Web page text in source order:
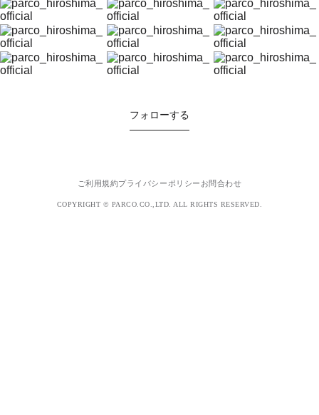
フォローする
ご利用規約プライバシーポリシー お問合わせ
COPYRIGHT © PARCO.CO.,LTD. ALL RIGHTS RESERVED.